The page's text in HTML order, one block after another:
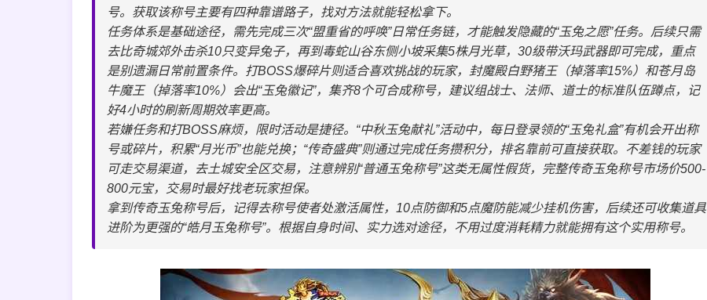
号。获取该称号主要有四种靠谱路子，找对方法就能轻松拿下。
任务体系是基础途径，需先完成三次“盟重省的呼唤”日常任务链，才能触发隐藏的“玉兔之愿”任务。后续只需
去比奇城郊外击杀10只变异兔子，再到毒蛇山谷东侧小坡采集5株月光草，30级带沃玛武器即可完成，重点
是别遗漏日常前置条件。打BOSS爆碎片则适合喜欢挑战的玩家，封魔殿白野猪王（掉落率15%）和苍月岛
牛魔王（掉落率10%）会出“玉兔徽记”，集齐8个可合成称号，建议组战士、法师、道士的标准队伍蹲点，记
好4小时的刷新周期效率更高。
若嫌任务和打BOSS麻烦，限时活动是捷径。“中秋玉兔献礼”活动中，每日登录领的“玉兔礼盒”有机会开出称
号或碎片，积累“月光币”也能兑换；“传奇盛典”则通过完成任务攒积分，排名靠前可直接获取。不差钱的玩家
可走交易渠道，去土城安全区交易，注意辨别“普通玉兔称号”这类无属性假货，完整传奇玉兔称号市场价500-
800元宝，交易时最好找老玩家担保。
拿到传奇玉兔称号后，记得去称号使者处激活属性，10点防御和5点魔防能减少挂机伤害，后续还可收集道具
进阶为更强的“皓月玉兔称号”。根据自身时间、实力选对途径，不用过度消耗精力就能拥有这个实用称号。